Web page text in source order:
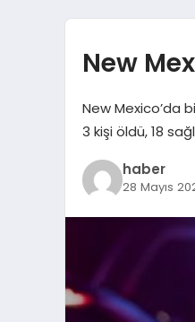
New
New Mexico’da
3 kişi öldü, 18
haber
28 Mayıs